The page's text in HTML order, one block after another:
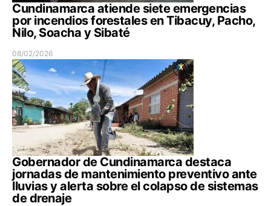
Cundinamarca atiende siete emergencias
por incendios forestales en Tibacuy, Pacho,
Nilo, Soacha y Sibaté
08/02/2026
Gobernador de Cundinamarca destaca
jornadas de mantenimiento preventivo ante
lluvias y alerta sobre el colapso de sistemas
de drenaje